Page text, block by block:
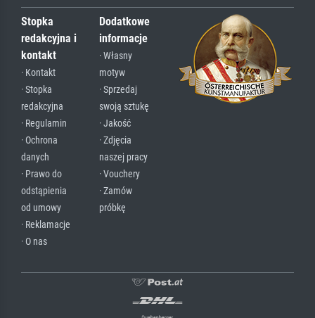
Stopka
redakcyjna i
kontakt
· Kontakt
· Stopka
redakcyjna
· Regulamin
· Ochrona
danych
· Prawo do
odstąpienia
od umowy
· Reklamacje
· O nas
Dodatkowe
informacje
· Własny
motyw
· Sprzedaj
swoją sztukę
· Jakość
· Zdjęcia
naszej pracy
· Vouchery
· Zamów
próbkę